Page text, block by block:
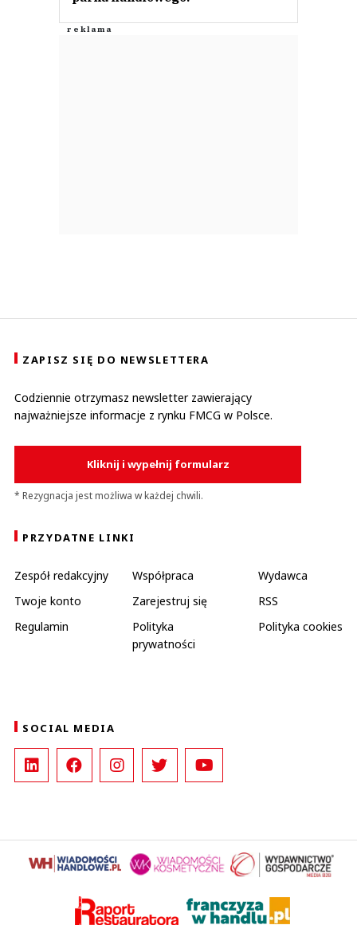
ZAPISZ SIĘ DO NEWSLETTERA
Codziennie otrzymasz newsletter zawierający
najważniejsze informacje z rynku FMCG w Polsce.
Kliknij i wypełnij formularz
* Rezygnacja jest możliwa w każdej chwili.
PRZYDATNE LINKI
Zespół redakcyjny Współpraca
Wydawca
Twoje konto
Zarejestruj się
RSS
Regulamin
Polityka
prywatności
Polityka cookies
SOCIAL MEDIA